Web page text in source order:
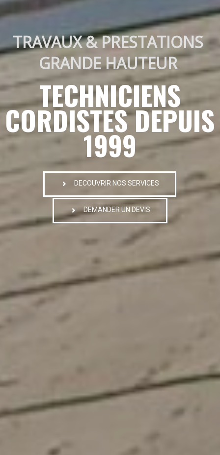
TRAVAUX & PRESTATIONS
GRANDE HAUTEUR
TECHNICIENS
CORDISTES DEPUIS
1999
DECOUVRIR NOS SERVICES
DEMANDER UN DEVIS